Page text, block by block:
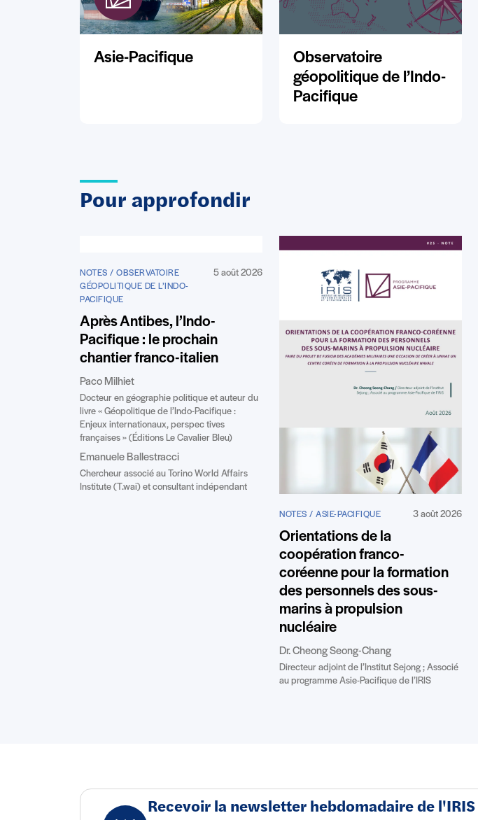
Asie-Pacifique
Observatoire
géopolitique de l’Indo-
Pacifique
Pour approfondir
NOTES / OBSERVATOIRE
GÉOPOLITIQUE DE L’INDO-
PACIFIQUE
5 août 2026
Après Antibes, l’Indo-
Pacifique : le prochain
chantier franco-italien
Paco Milhiet
Docteur en géographie politique et auteur du
livre « Géopolitique de l’Indo-Pacifique :
Enjeux internationaux, perspec tives
françaises » (Éditions Le Cavalier Bleu)
Emanuele Ballestracci
Chercheur associé au Torino World Affairs
Institute (T.wai) et consultant indépendant
NOTES / ASIE-PACIFIQUE 3 août 2026
Orientations de la
coopération franco-
coréenne pour la formation
des personnels des sous-
marins à propulsion
nucléaire
Dr. Cheong Seong-Chang
Directeur adjoint de l’Institut Sejong ; Associé
au programme Asie-Pacifique de l’IRIS
Recevoir la newsletter hebdomadaire de l'IRIS